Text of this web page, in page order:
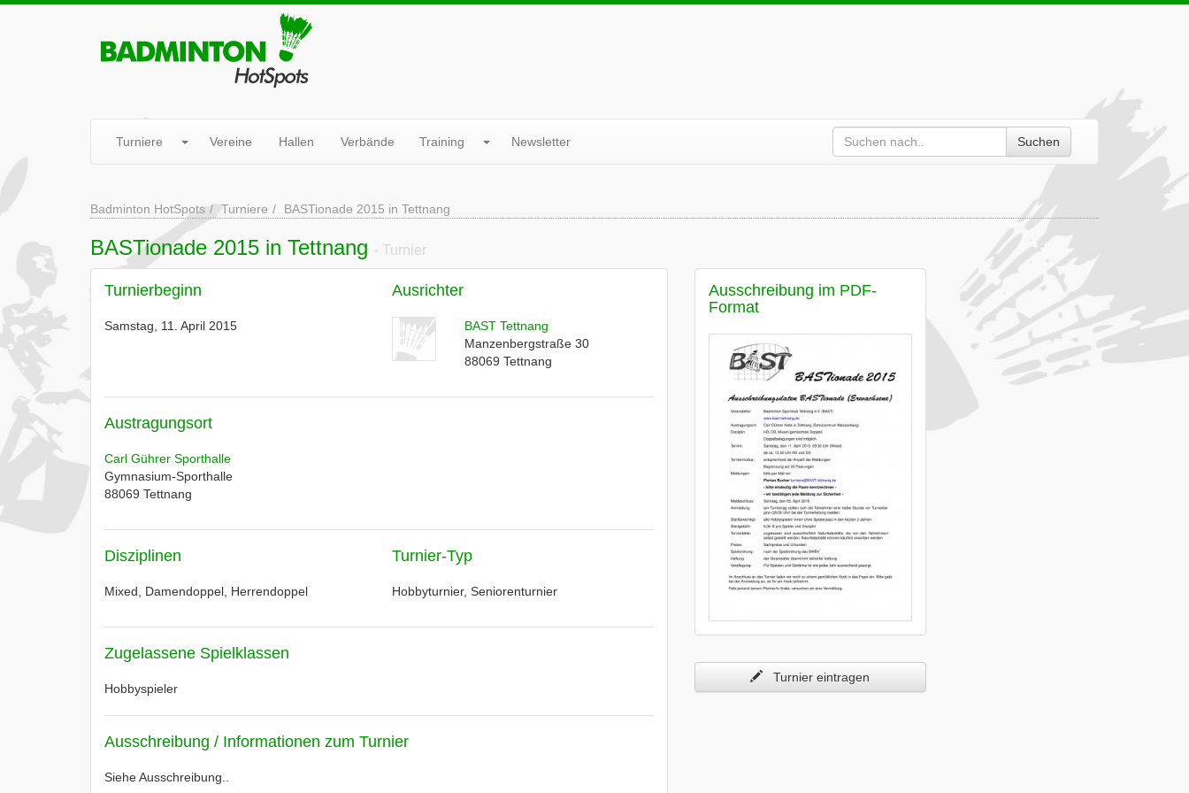
Turniere Vereine Hallen Verbände Training Newsletter Suchen
Badminton HotSpots Turniere BASTionade 2015 in Tettnang
BASTionade 2015 in Tettnang - Turnier
Turnierbeginn
Samstag, 11. April 2015
Ausrichter
BAST Tettnang
Manzenbergstraße 30
88069 Tettnang
Austragungsort
Carl Gührer Sporthalle
Gymnasium-Sporthalle
88069 Tettnang
Disziplinen
Mixed, Damendoppel, Herrendoppel
Turnier-Typ
Hobbyturnier, Seniorenturnier
Zugelassene Spielklassen
Hobbyspieler
Ausschreibung / Informationen zum Turnier
Siehe Ausschreibung..
Ausschreibung im PDF-
Format
Turnier eintragen